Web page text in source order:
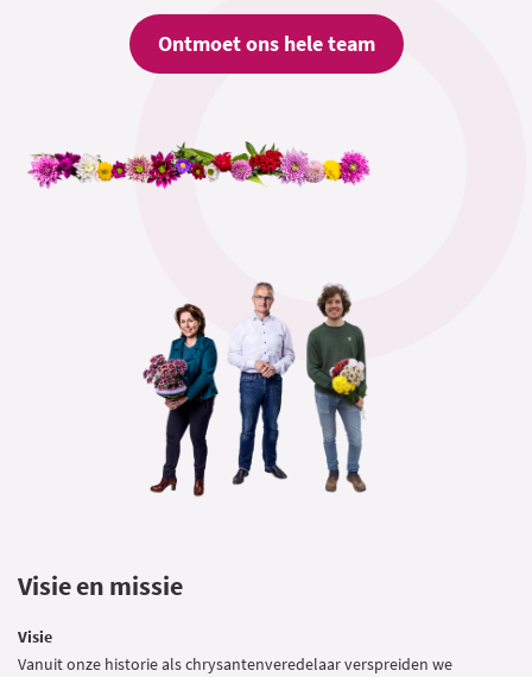
Ontmoet ons hele team
Visie en missie
Visie
Vanuit onze historie als chrysantenveredelaar verspreiden we